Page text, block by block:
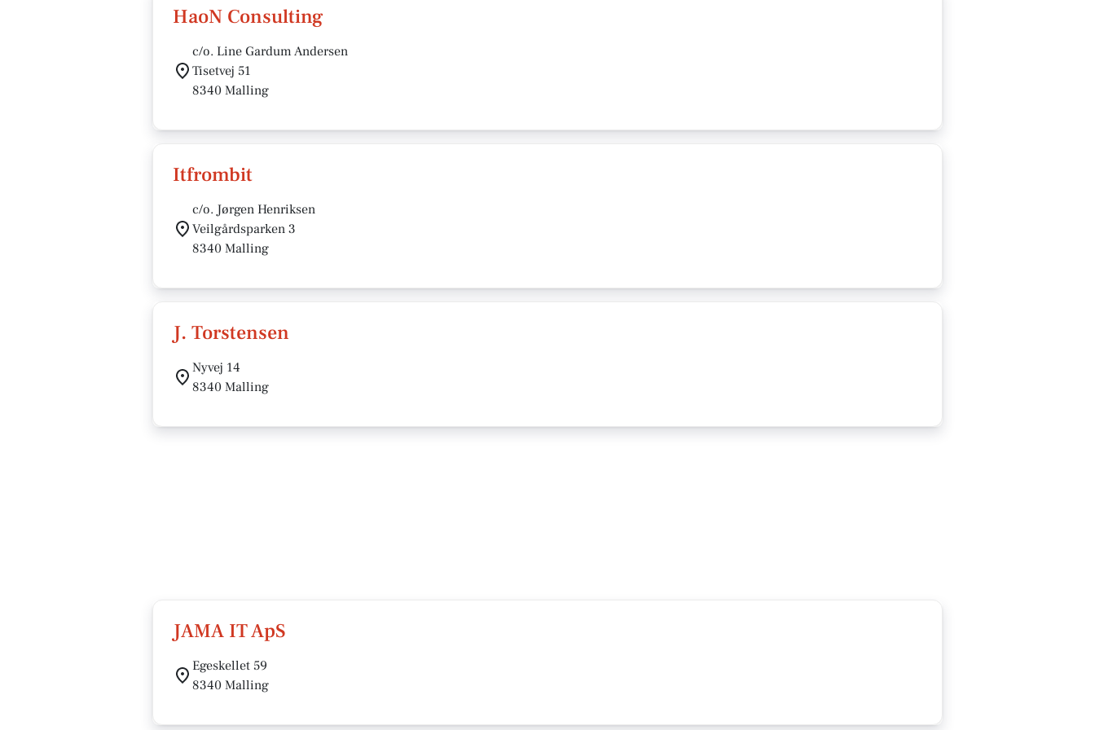
HaoN Consulting
c/o. Line Gardum Andersen
Tisetvej 51
8340 Malling
Itfrombit
c/o. Jørgen Henriksen
Veilgårdsparken 3
8340 Malling
J. Torstensen
Nyvej 14
8340 Malling
JAMA IT ApS
Egeskellet 59
8340 Malling